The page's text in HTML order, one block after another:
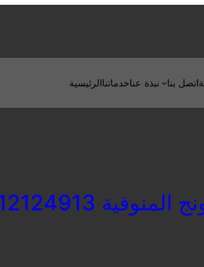
الرئيسيةخدماتنانبذة عنا اتصل بنا
01112124913